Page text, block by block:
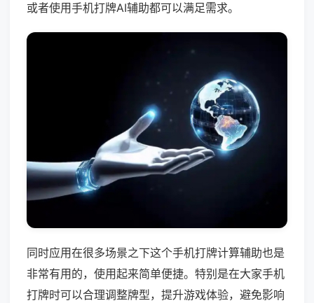
或者使用手机打牌AI辅助都可以满足需求。
同时应用在很多场景之下这个手机打牌计算辅助也是
非常有用的，使用起来简单便捷。特别是在大家手机
打牌时可以合理调整牌型，提升游戏体验，避免影响